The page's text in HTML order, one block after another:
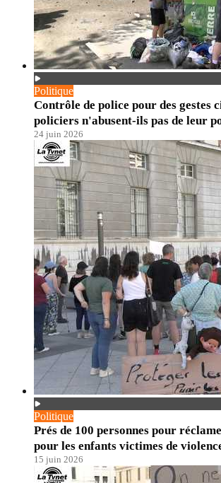
Politique
Contrôle de police pour des gestes
policiers n'abusent-ils pas de leur
24 juin 2026
Politique
Prés de 100 personnes pour
pour les enfants victimes de
15 juin 2026